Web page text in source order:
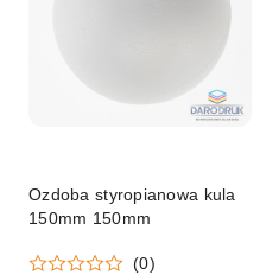
Ozdoba styropianowa kula
150mm 150mm
(0)